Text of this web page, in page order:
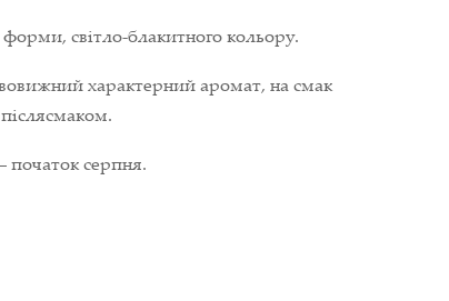
світло-блакитного кольору.
характерний аромат, на смак
початок серпня.